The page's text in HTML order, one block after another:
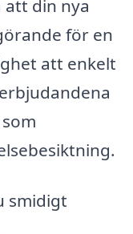
din nya
för en
att enkelt
smidigt